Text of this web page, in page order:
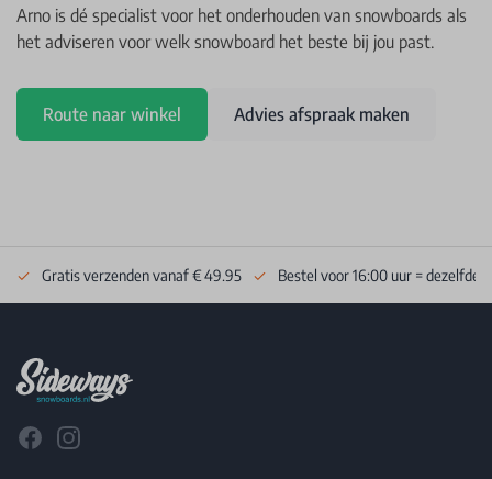
Arno is dé specialist voor het onderhouden van snowboards als
het adviseren voor welk snowboard het beste bij jou past.
Route naar winkel Advies afspraak maken
Gratis verzenden vanaf € 49.95 Bestel voor 16:00 uur = dezelfde
FacebookInstagram